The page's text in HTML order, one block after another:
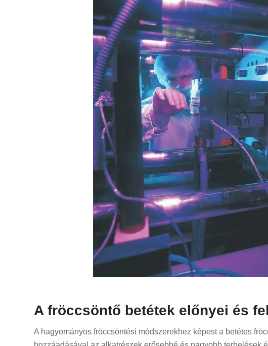
A fröccsöntő betétek előnyei és
A hagyományos fröccsöntési módszerekhez képest a betétes